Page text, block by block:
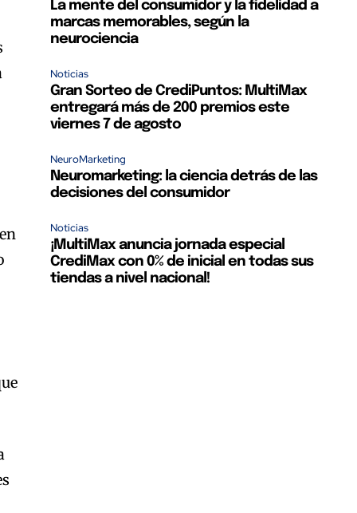
La mente del consumidor y la fidelidad a
marcas memorables, según la
neurociencia
Noticias
Gran Sorteo de CrediPuntos: MultiMax
entregará más de 200 premios este
viernes 7 de agosto
NeuroMarketing
Neuromarketing: la ciencia detrás de las
decisiones del consumidor
Noticias
¡MultiMax anuncia jornada especial
CrediMax con 0% de inicial en todas sus
tiendas a nivel nacional!